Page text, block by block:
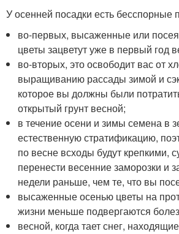
У осенней посадки есть бесспорные
во-первых, высаженные или
цветы зацветут уже в первый год
во-вторых, это освободит вас от
выращиванию рассады зимой и
которое вы должны были
открытый грунт весной;
в течение осени и зимы семена в
естественную стратификацию,
по весне всходы будут крепкими,
перенести весенние заморозки и
недели раньше, чем те, что вы
высаженные осенью цветы на
жизни меньше подвергаются
весной, когда тает снег,